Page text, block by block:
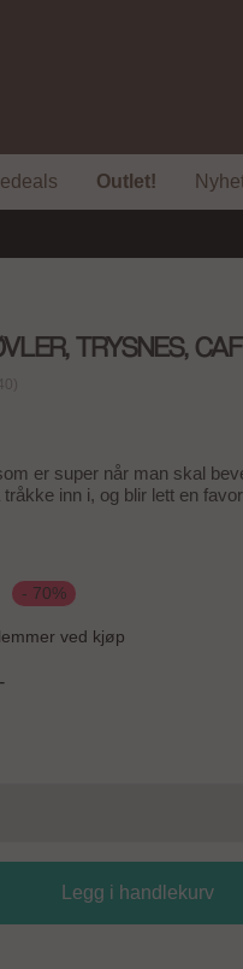
Outlet!
TRYSNES,
er super når man skal
inn i, og blir lett en
og kuldepsperre isolerer godt
sollys. Hvis det oppstår hvite felt på
er dette ikke en
vil oksidere - gi et hvitt
med pleiemidler for
- 70%
ved kjøp
Legg i handlekurv